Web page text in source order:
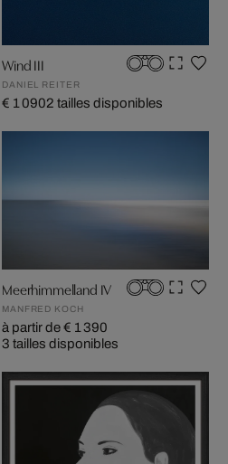
Wind III
DANIEL REITER
€ 1 0902 tailles disponibles
Meerhimmelland IV
MANFRED KOCH
à partir de € 1 390
3 tailles disponibles